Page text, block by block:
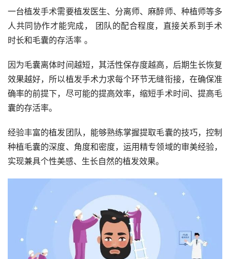
一台植发手术需要植发医生、分离师、麻醉师、种植师等多
人共同协作才能完成， 团队的配合程度，直接关系到手术
时长和毛囊的存活率 。
因为毛囊离体时间越短，其活性保存度越高，后期生长恢复
效果越好，所以植发手术力求每个环节无缝衔接，在确保准
确率的前提下，尽可能的提高效率，缩短手术时间、提高毛
囊的存活率。
经验丰富的植发团队，能够熟练掌握提取毛囊的技巧，控制
种植毛囊的深度、角度和密度，运用精专领域的审美经验，
实现兼具个性美感、生长自然的植发效果。